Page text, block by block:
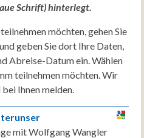
Schrift) hinterlegt.
möchten, gehen Sie
und geben Sie dort Ihre Daten,
Abreise-Datum ein. Wählen
teilnehmen möchten. Wir
Ihnen melden.
mit Wolfgang Wangler